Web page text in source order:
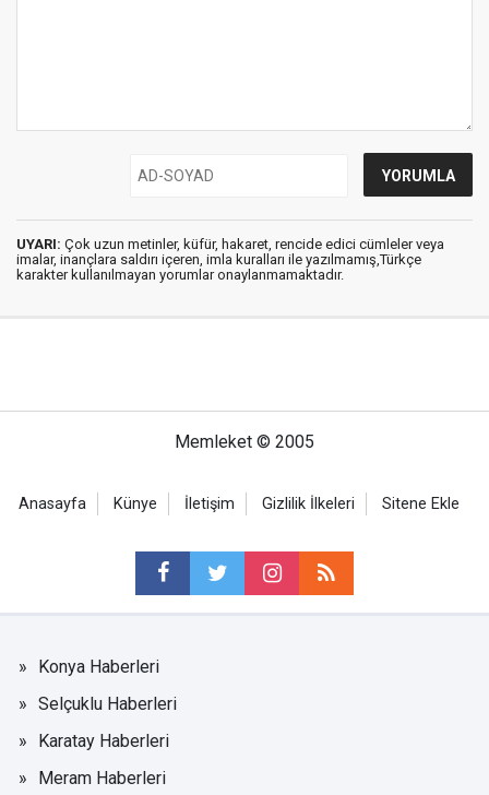
UYARI: Çok uzun metinler, küfür, hakaret, rencide edici cümleler veya
imalar, inançlara saldırı içeren, imla kuralları ile yazılmamış,Türkçe
karakter kullanılmayan yorumlar onaylanmamaktadır.
Memleket © 2005
Anasayfa Künye İletişim Gizlilik İlkeleri Sitene Ekle
Konya Haberleri
Selçuklu Haberleri
Karatay Haberleri
Meram Haberleri